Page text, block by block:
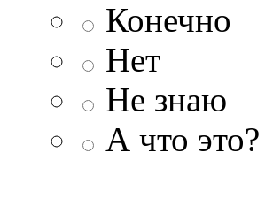
Конечно
Нет
Не знаю
А что это?